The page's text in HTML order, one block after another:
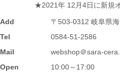
≪おすすめ≫ホカホカご飯をもっ
焼のご飯茶碗
2023/7/28
≪再入荷≫窯出し入荷しました♪松
★2021年 12月4日に新規
Add 〒503-0312 岐阜県
Tel
0584-51-2586
Mail
webshop＠sara-
Open
10:00～17:00